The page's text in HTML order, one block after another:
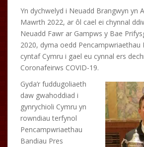
Yn dychwelyd i Neuadd Brangwyn yn
Mawrth 2022, ar ôl cael ei chynnal
Neuadd Fawr ar Gampws y Bae
2020, dyma oedd Pencampwriaethau
cyntaf Cymru i gael eu cynnal ers
Coronafeirws COVID-19.
Gyda’r fuddugoliaeth
daw gwahoddiad i
gynrychioli Cymru yn
rowndiau terfynol
Pencampwriaethau
Bandiau Pres